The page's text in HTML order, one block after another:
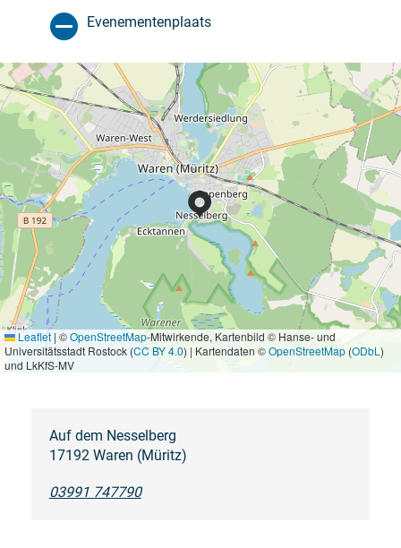
Evenementenplaats
Leaflet | ©OpenStreetMap-Mitwirkende, Kartenbild © Hanse- und
Universitätsstadt Rostock (CC BY 4.0) | Kartendaten ©OpenStreetMap (ODbL )
und LkKfS-MV
Auf dem Nesselberg
17192 Waren (Müritz)
03991 747790